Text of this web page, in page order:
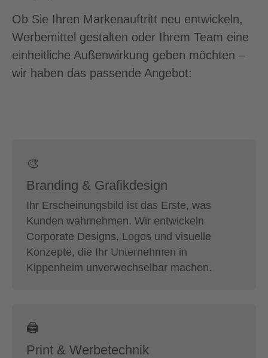
Ob Sie Ihren Markenauftritt neu entwickeln,
Werbemittel gestalten oder Ihrem Team eine
einheitliche Außenwirkung geben möchten –
wir haben das passende Angebot:
🎨
Branding & Grafikdesign
Ihr Erscheinungsbild ist das Erste, was
Kunden wahrnehmen. Wir entwickeln
Corporate Designs, Logos und visuelle
Konzepte, die Ihr Unternehmen in
Kippenheim unverwechselbar machen.
🖨
Print & Werbetechnik